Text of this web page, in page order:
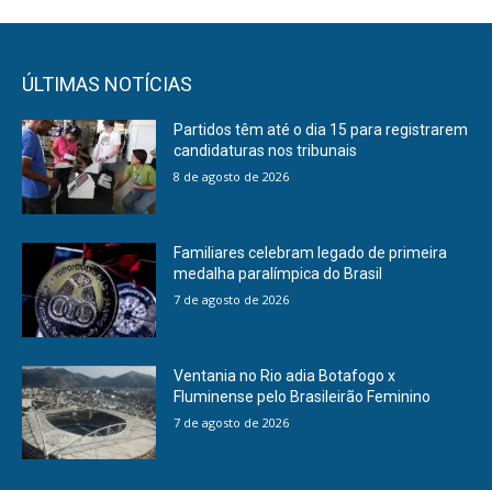
ÚLTIMAS NOTÍCIAS
Partidos têm até o dia 15 para registrarem
candidaturas nos tribunais
8 de agosto de 2026
Familiares celebram legado de primeira
medalha paralímpica do Brasil
7 de agosto de 2026
Ventania no Rio adia Botafogo x
Fluminense pelo Brasileirão Feminino
7 de agosto de 2026